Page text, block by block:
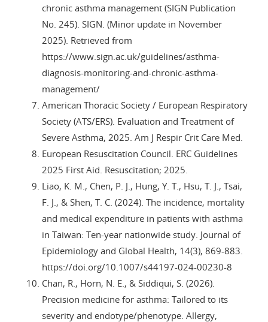
chronic asthma management (SIGN Publication
No. 245). SIGN. (Minor update in November
2025). Retrieved from
https://www.sign.ac.uk/guidelines/asthma-
diagnosis-monitoring-and-chronic-asthma-
management/
American Thoracic Society / European Respiratory
Society (ATS/ERS). Evaluation and Treatment of
Severe Asthma, 2025. Am J Respir Crit Care Med.
European Resuscitation Council. ERC Guidelines
2025 First Aid. Resuscitation; 2025.
Liao, K. M., Chen, P. J., Hung, Y. T., Hsu, T. J., Tsai,
F. J., & Shen, T. C. (2024). The incidence, mortality
and medical expenditure in patients with asthma
in Taiwan: Ten-year nationwide study. Journal of
Epidemiology and Global Health, 14(3), 869-883.
https://doi.org/10.1007/s44197-024-00230-8
Chan, R., Horn, N. E., & Siddiqui, S. (2026).
Precision medicine for asthma: Tailored to its
severity and endotype/phenotype. Allergy,